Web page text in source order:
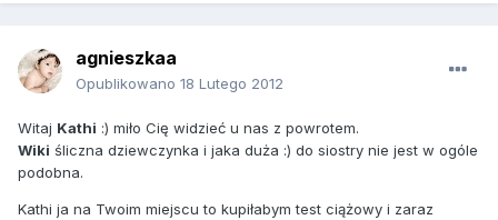
agnieszkaa
Opublikowano 18 Lutego 2012
Witaj Kathi :) miło Cię widzieć u nas z powrotem.
Wiki śliczna dziewczynka i jaka duża :) do siostry nie jest w ogóle
podobna.
Kathi ja na Twoim miejscu to kupiłabym test ciążowy i zaraz